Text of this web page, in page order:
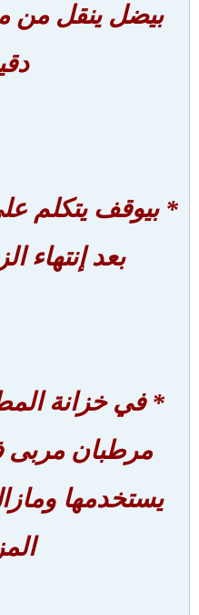
بيضل ينقل
* بيوقف يتكلم
بعد إنتهاء
* في خزانة
مرطبان مربى
يستخدمها